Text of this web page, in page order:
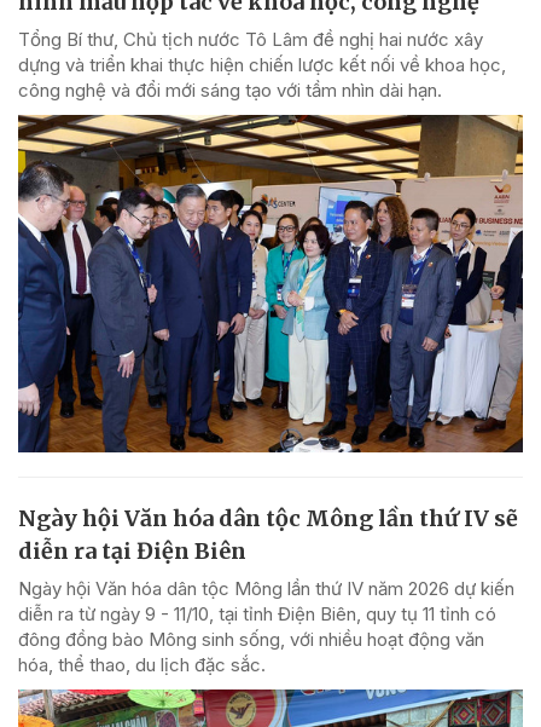
Tổng Bí thư, Chủ tịch nước Tô Lâm đề nghị hai nước xây
dựng và triển khai thực hiện chiến lược kết nối về khoa học,
công nghệ và đổi mới sáng tạo với tầm nhìn dài hạn.
Ngày hội Văn hóa dân tộc Mông lần thứ IV sẽ
diễn ra tại Điện Biên
Ngày hội Văn hóa dân tộc Mông lần thứ IV năm 2026 dự kiến
diễn ra từ ngày 9 - 11/10, tại tỉnh Điện Biên, quy tụ 11 tỉnh có
đông đồng bào Mông sinh sống, với nhiều hoạt động văn
hóa, thể thao, du lịch đặc sắc.